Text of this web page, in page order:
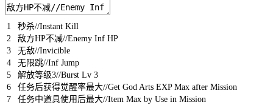
1
2
3
4
5
6
7
秒杀//Instant Kill
敌方HP不减//Enemy Inf HP
无敌//Invicible
无限跳//Inf Jump
解放等级3//Burst Lv 3
任务后获得觉醒率最大//Get God Arts EXP Max after Mission
任务中道具使用后最大//Item Max by Use in Mission